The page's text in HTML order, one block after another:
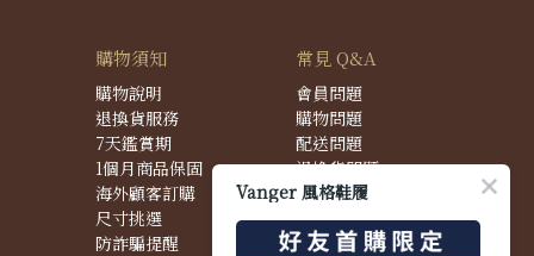
購物須知
購物說明
退換貨服務
7天鑑賞期
1個月商品保固
海外顧客訂購
尺寸挑選
防詐騙提醒
常見 Q&A
會員問題
購物問題
配送問題
退換貨問題
商品問題
Vanger 風格鞋履